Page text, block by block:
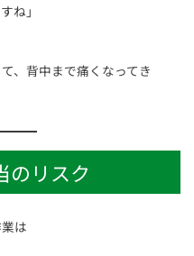
ね」
、背中まで痛くなってき
のリスク
は